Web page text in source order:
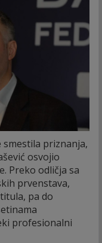
smestila priznanja,
osvojio
Preko odličja sa
prvenstava,
pa do
profesionalni